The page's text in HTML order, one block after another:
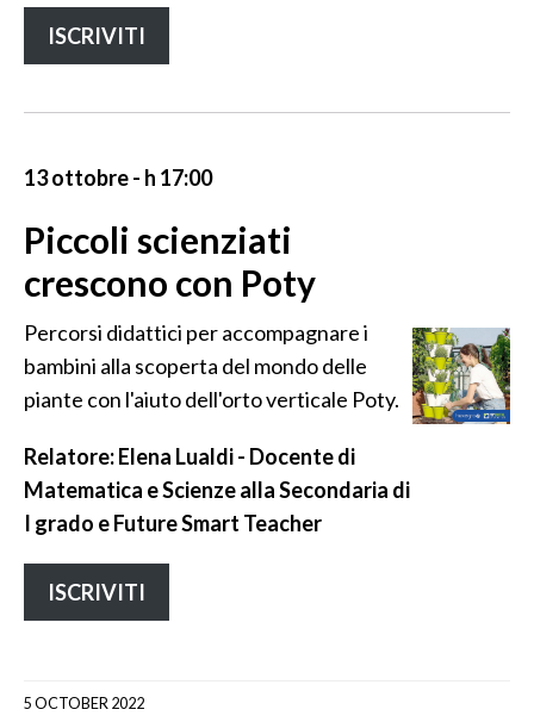
ISCRIVITI
13 ottobre - h 17:00
Piccoli scienziati
crescono con Poty
Percorsi didattici per accompagnare i
bambini alla scoperta del mondo delle
piante con l'aiuto dell'orto verticale Poty.
Relatore: Elena Lualdi - Docente di
Matematica e Scienze alla Secondaria di
I grado e Future Smart Teacher
ISCRIVITI
5 OCTOBER 2022